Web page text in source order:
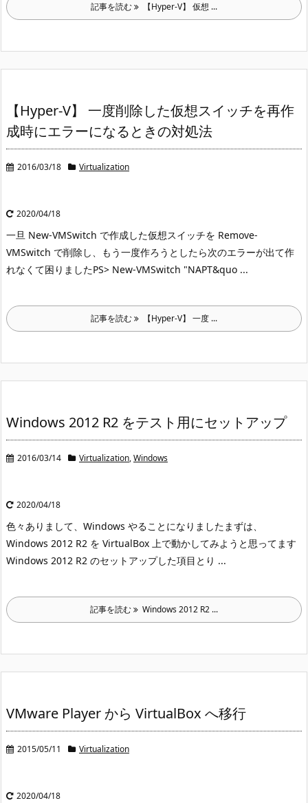
記事を読む 【Hyper-V】 仮想 ...
【Hyper-V】 一度削除した仮想スイッチを再作
成時にエラーになるときの対処法
2016/03/18 Virtualization
2020/04/18
一旦 New-VMSwitch で作成した仮想スイッチを Remove-
VMSwitch で削除し、もう一度作ろうとしたら次のエラーが出て作
れなくて困りましたPS> New-VMSwitch "NAPT&quo ...
記事を読む 【Hyper-V】 一度 ...
Windows 2012 R2 をテスト用にセットアップ
2016/03/14 Virtualization,Windows
2020/04/18
色々ありまして、Windows やることになりましたまずは、
Windows 2012 R2 を VirtualBox 上で動かしてみようと思ってます
Windows 2012 R2 のセットアップした項目 とり ...
記事を読む Windows 2012 R2 ...
VMware Player から VirtualBox へ移行
2015/05/11 Virtualization
2020/04/18